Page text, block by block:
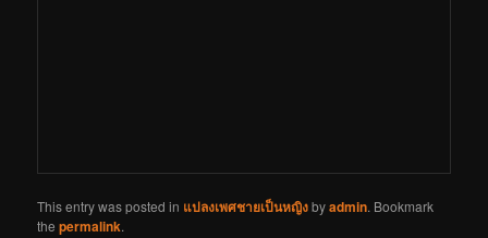
This entry was posted in แปลงเพศชายเป็นหญิงbyadmin. Bookmark
thepermalink.